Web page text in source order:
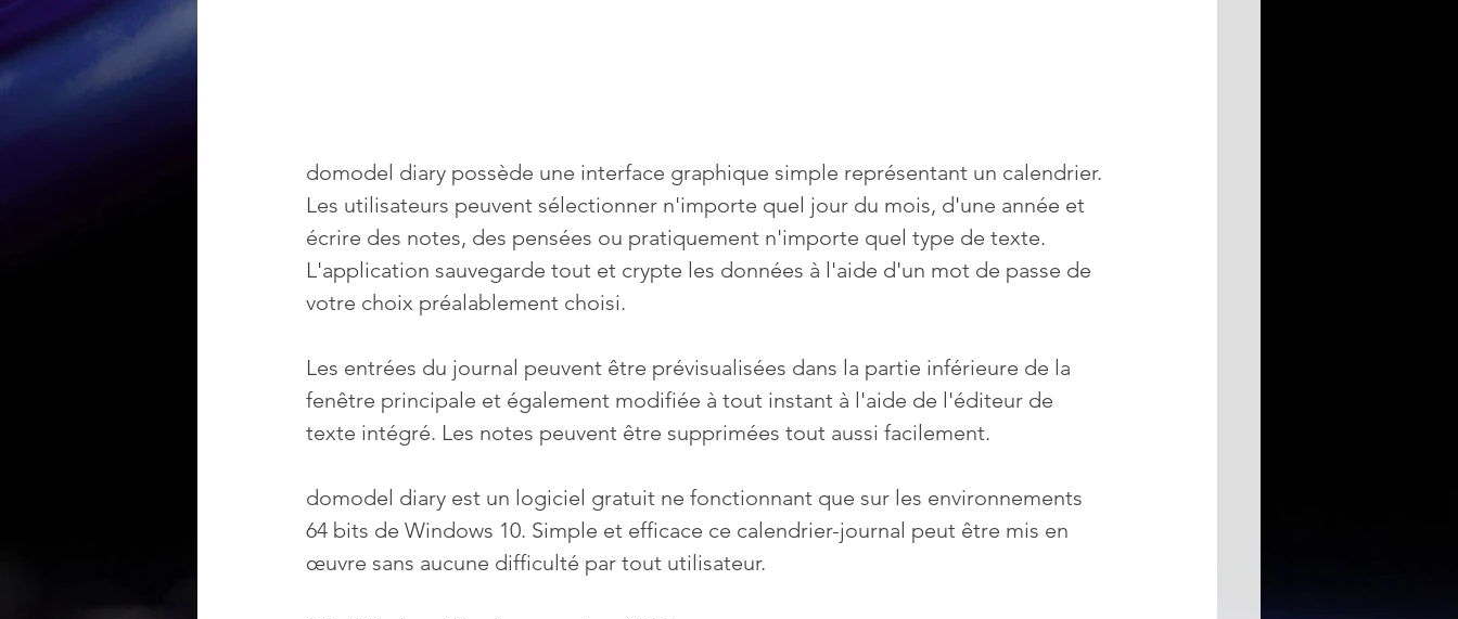
domodel diary possède une interface graphique simple représentant un calendrier.
Les utilisateurs peuvent sélectionner n'importe quel jour du mois, d'une année et
écrire des notes, des pensées ou pratiquement n'importe quel type de texte.
L'application sauvegarde tout et crypte les données à l'aide d'un mot de passe de
votre choix préalablement choisi.
Les entrées du journal peuvent être prévisualisées dans la partie inférieure de la
fenêtre principale et également modifiée à tout instant à l'aide de l'éditeur de
texte intégré. Les notes peuvent être supprimées tout aussi facilement.
domodel diary est un logiciel gratuit ne fonctionnant que sur les environnements
64 bits de Windows 10. Simple et efficace ce calendrier-journal peut être mis en
œuvre sans aucune difficulté par tout utilisateur.